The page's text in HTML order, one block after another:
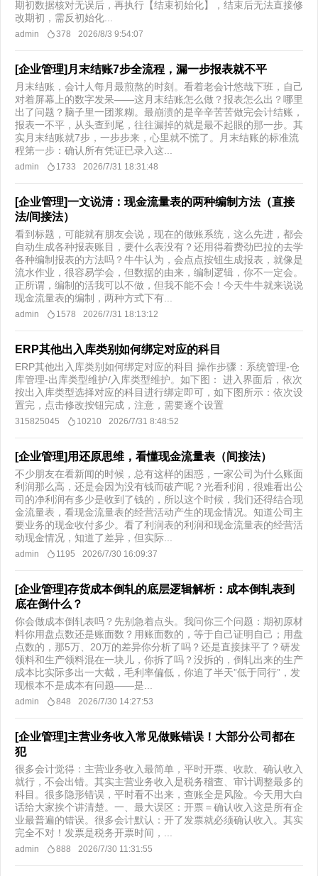
期初数据核对无误后，再执行【结束初始化】，结束后无法直接修
改期初，需反初始化...
admin 378 2026/8/3 9:54:07
[企业管理]月末结账7步全流程，漏一步报表就不平
月末结账，会计人每月最煎熬的时刻。看着老会计悠哉下班，自己
对着屏幕上的数字发呆——这月末结账怎么做？报表怎么出？哪里
出了问题？脑子里一团浆糊。最崩溃的是辛辛苦苦做完会计结账，
报表一不平，从头查到尾，往往漏掉的就是最不起眼的那一步。其
实月末结账就7步，一步步来，心里就不慌了。月末结账的标准流
程第一步：确认所有凭证已录入这...
admin 1733 2026/7/31 18:31:48
[企业管理]一文说清：现金流量表的两种编制方法（直接
法/间接法）
看到标题，可能就有朋友会说，现在的做账系统，这么先进，都会
自动生成各种报表账目，要什么表没有？还用得着费劲巴拉的去学
各种编制报表的方法吗？牛牛认为，会点点按钮生成报表，就像是
流水作业，很容易学会，但数据的由来，编制逻辑，你不一定会。
正所谓，编制的活我可以不做，但我不能不会！今天牛牛就来说说
现金流量表的编制，两种方式下有...
admin 1578 2026/7/31 18:13:12
ERP其他出入库类别如何绑定对应的科目
ERP其他出入库类别如何绑定对应的科目 操作步骤：系统管理-仓
库管理-出库类型维护/入库类型维护。如下图： 进入界面后，依次
按出入库类型选择对应的科目进行绑定即可，如下图所示：依次设
置完，点击修改按钮完成，注意，需要逐个设置
315825045 10210 2026/7/31 8:48:52
[企业管理]用还原思维，看懂现金流量表（间接法）
不少朋友在看新闻的时候，总有这样的困惑，一家公司为什么账面
利润那么高，还是会因为没有钱而破产呢？光看利润，很难看出公
司的净利润有多少是收到了钱的，所以这个时候，我们还得结合现
金流量表，看现金流量表的经营活动产生的现金情况。知道公司主
要业务的现金收付多少。看了利润表的利润和现金流量表的经营活
动现金情况，知道了差异，但实际...
admin 1195 2026/7/30 16:09:37
[企业管理]存货成本倒轧的底层逻辑解析：成本倒轧表到
底在倒什么？
你会做成本倒轧表吗？先别急着点头。我问你三个问题：期初原材
料你用盘点数还是账面数？用账面数的，等于自己证明自己；用盘
点数的，那5万、20万的差异你分析了吗？还是直接抹平了？研发
领料和生产领料混在一块儿，你拆了吗？没拆的，倒轧出来的生产
成本比实际多出一大截，毛利率偏低，你追了半天”低于同行”，发
现根本不是成本有问题——是...
admin 848 2026/7/30 14:27:53
[企业管理]主营业务收入常见做账错误！大部分公司都在
犯
很多会计觉得：主营业务收入最简单，平时开票、收款、确认收入
就行，不会出错。其实主营业务收入是税务稽查、审计调整最多的
科目。很多隐形错误，平时看不出来，查账全是风险。今天用大白
话给大家挨个讲清楚。一、最大误区：开票＝确认收入这是所有企
业最普遍的错误。很多会计默认：开了发票就必须确认收入。其实
完全不对！发票是税务开票时间，...
admin 888 2026/7/30 11:31:55